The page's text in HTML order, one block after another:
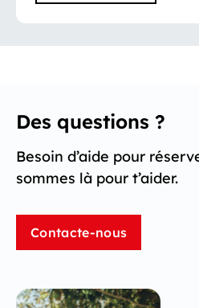
Des questions ?
Besoin d’aide pour
sommes là pour t’aider.
Contacte-nous